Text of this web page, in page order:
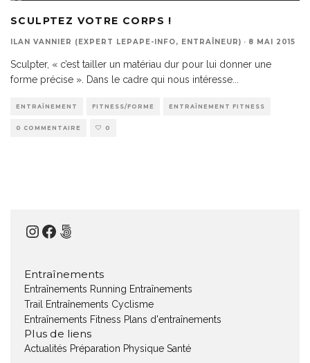
SCULPTEZ VOTRE CORPS !
ILAN VANNIER (EXPERT LEPAPE-INFO, ENTRAÎNEUR) · 8 MAI 2015
Sculpter, « c’est tailler un matériau dur pour lui donner une
forme précise ». Dans le cadre qui nous intéresse
ENTRAÎNEMENT FITNESS/FORME ENTRAÎNEMENT FITNESS
0 COMMENTAIRE 0
Instagram
Facebook
500px
Entraînements
Entraînements Running Entraînements
Trail Entraînements Cyclisme
Entraînements Fitness Plans d'entraînements
Plus de liens
Actualités Préparation Physique Santé